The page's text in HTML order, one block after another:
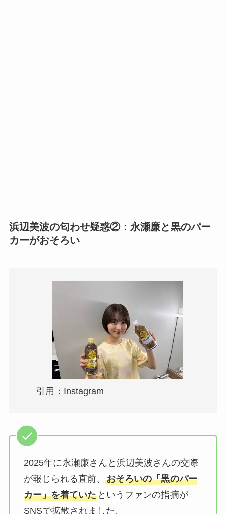
浜辺美波の匂わせ疑惑②：永瀬廉と黒のパー
カーがおそろい
引用：Instagram
2025年に永瀬廉さんと浜辺美波さんの交際
が報じられる直前、 おそろいの「黒のパー
カー」を着ていたというファンの指摘が
SNSで拡散されました。